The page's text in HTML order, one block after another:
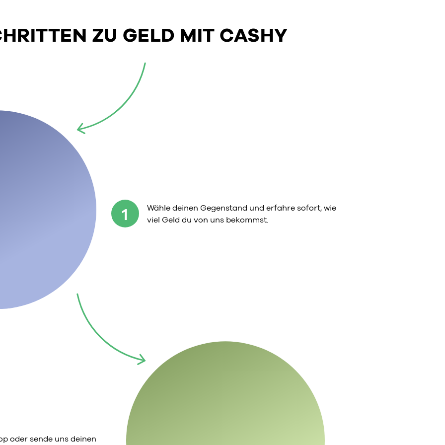
ZU GELD MIT CASHY
1
Wähle deinen Gegenstand und erfahre sofort, wie
viel Geld du von uns bekommst.
oder sende uns deinen